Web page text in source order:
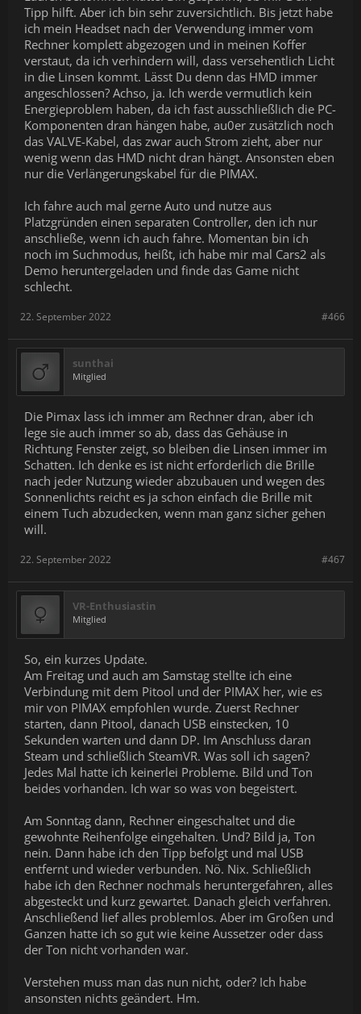
Tipp hilft. Aber ich bin sehr zuversichtlich. Bis jetzt habe
ich mein Headset nach der Verwendung immer vom
Rechner komplett abgezogen und in meinen Koffer
verstaut, da ich verhindern will, dass versehentlich Licht
in die Linsen kommt. Lässt Du denn das HMD immer
angeschlossen? Achso, ja. Ich werde vermutlich kein
Energieproblem haben, da ich fast ausschließlich die PC-
Komponenten dran hängen habe, au0er zusätzlich noch
das VALVE-Kabel, das zwar auch Strom zieht, aber nur
wenig wenn das HMD nicht dran hängt. Ansonsten eben
nur die Verlängerungskabel für die PIMAX.
Ich fahre auch mal gerne Auto und nutze aus
Platzgründen einen separaten Controller, den ich nur
anschließe, wenn ich auch fahre. Momentan bin ich
noch im Suchmodus, heißt, ich habe mir mal Cars2 als
Demo heruntergeladen und finde das Game nicht
schlecht.
#466
22. September 2022
sunthai
Mitglied
Die Pimax lass ich immer am Rechner dran, aber ich
lege sie auch immer so ab, dass das Gehäuse in
Richtung Fenster zeigt, so bleiben die Linsen immer im
Schatten. Ich denke es ist nicht erforderlich die Brille
nach jeder Nutzung wieder abzubauen und wegen des
Sonnenlichts reicht es ja schon einfach die Brille mit
einem Tuch abzudecken, wenn man ganz sicher gehen
will.
#467
22. September 2022
VR-Enthusiastin
Mitglied
So, ein kurzes Update.
Am Freitag und auch am Samstag stellte ich eine
Verbindung mit dem Pitool und der PIMAX her, wie es
mir von PIMAX empfohlen wurde. Zuerst Rechner
starten, dann Pitool, danach USB einstecken, 10
Sekunden warten und dann DP. Im Anschluss daran
Steam und schließlich SteamVR. Was soll ich sagen?
Jedes Mal hatte ich keinerlei Probleme. Bild und Ton
beides vorhanden. Ich war so was von begeistert.
Am Sonntag dann, Rechner eingeschaltet und die
gewohnte Reihenfolge eingehalten. Und? Bild ja, Ton
nein. Dann habe ich den Tipp befolgt und mal USB
entfernt und wieder verbunden. Nö. Nix. Schließlich
habe ich den Rechner nochmals heruntergefahren, alles
abgesteckt und kurz gewartet. Danach gleich verfahren.
Anschließend lief alles problemlos. Aber im Großen und
Ganzen hatte ich so gut wie keine Aussetzer oder dass
der Ton nicht vorhanden war.
Verstehen muss man das nun nicht, oder? Ich habe
ansonsten nichts geändert. Hm.